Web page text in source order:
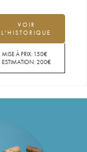
VOIR
L'HISTORIQUE
MISE À PRIX: 150€
ESTIMATION:200€